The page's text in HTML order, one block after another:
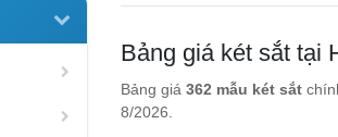
Bảng giá két sắt tại
Bảng giá 362 mẫu két sắt
8/2026.